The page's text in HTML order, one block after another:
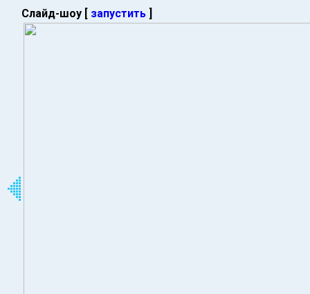
Слайд-шоу [ запустить ]